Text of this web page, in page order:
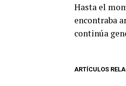
Hasta el
encontraba
continúa
ARTÍCULOS